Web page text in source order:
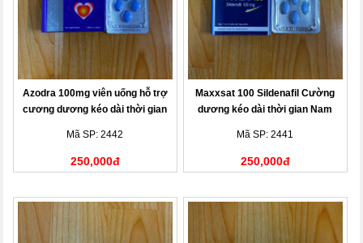
Azodra 100mg viên uống hỗ trợ
cương dương kéo dài thời gian
Mã SP: 2442
250,000đ
Maxxsat 100 Sildenafil Cường
dương kéo dài thời gian Nam
Mã SP: 2441
250,000đ